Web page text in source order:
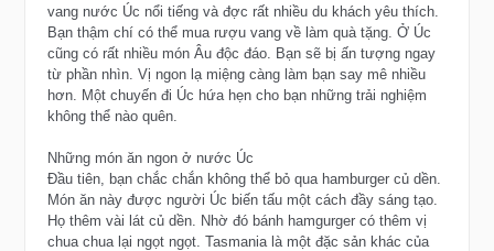
vang nước Úc nổi tiếng và đợc rất nhiều du khách yêu thích.
Bạn thậm chí có thể mua rượu vang về làm quà tặng. Ở Úc
cũng có rất nhiều món Âu độc đáo. Bạn sẽ bị ấn tượng ngay
từ phần nhìn. Vị ngon lạ miệng càng làm bạn say mê nhiều
hơn. Một chuyến đi Úc hứa hẹn cho bạn những trải nghiệm
không thể nào quên.
Những món ăn ngon ở nước Úc
Đầu tiên, bạn chắc chắn không thể bỏ qua hamburger củ dền.
Món ăn này được người Úc biến tấu một cách đầy sáng tạo.
Họ thêm vài lát củ dền. Nhờ đó bánh hamgurger có thêm vị
chua chua lại ngọt ngọt. Tasmania là một đặc sản khác của